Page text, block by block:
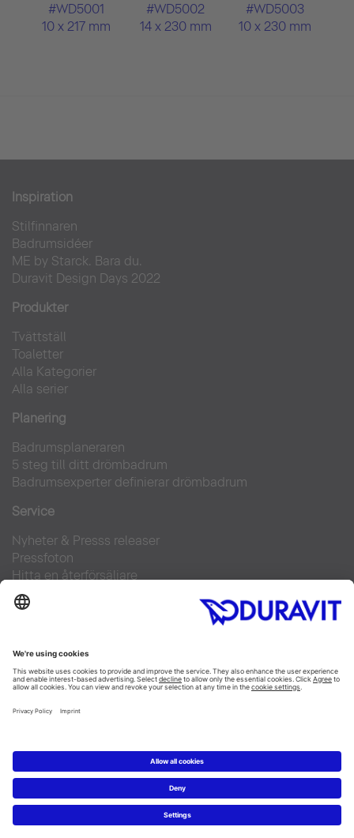
#WD5001
10 x 217 mm
#WD5002
14 x 230 mm
#WD5003
10 x 230 mm
Inspiration
Stilfinnaren
Badrumsidéer
ME by Starck. Bara du.
Duravit Design Days 2022
Produkter
Tvättställ
Toaletter
Alla Kategorier
Alla serier
Planering
Badrumsplaneraren
5 steg till ditt drömbadrum
Badrumsexperter definierar drömbadrum
Service
Nyheter & Presss releaser
Pressfoton
Hitta en återförsäljare
FAQs
Facebook
Instagram
Pinterest
Flickr
Copyright © 2026 Duravit AG
Impressum|Integrity and Compliance|
Integritetsmeddelande|Cookie settings